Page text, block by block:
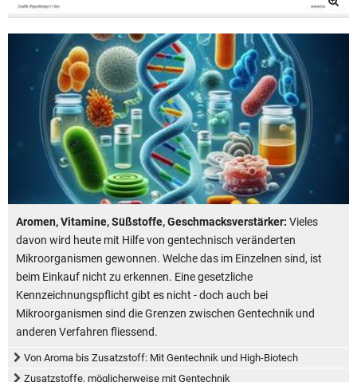
Aromen, Vitamine, Süßstoffe, Geschmacksverstärker: Vieles
davon wird heute mit Hilfe von gentechnisch veränderten
Mikroorganismen gewonnen. Welche das im Einzelnen sind, ist
beim Einkauf nicht zu erkennen. Eine gesetzliche
Kennzeichnungspflicht gibt es nicht - doch auch bei
Mikroorganismen sind die Grenzen zwischen Gentechnik und
anderen Verfahren fliessend.
Von Aroma bis Zusatzstoff: Mit Gentechnik und High-Biotech
Zusatzstoffe, möglicherweise mit Gentechnik